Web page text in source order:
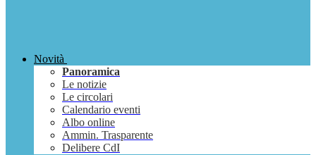
Novità
Panoramica
Le notizie
Le circolari
Calendario eventi
Albo online
Ammin. Trasparente
Delibere CdI